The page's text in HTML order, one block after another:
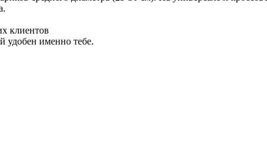
клиентов
именно тебе.